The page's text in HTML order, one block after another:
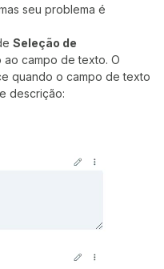
seu problema é
Seleção de
campo de texto. O
quando o campo de texto
descrição: